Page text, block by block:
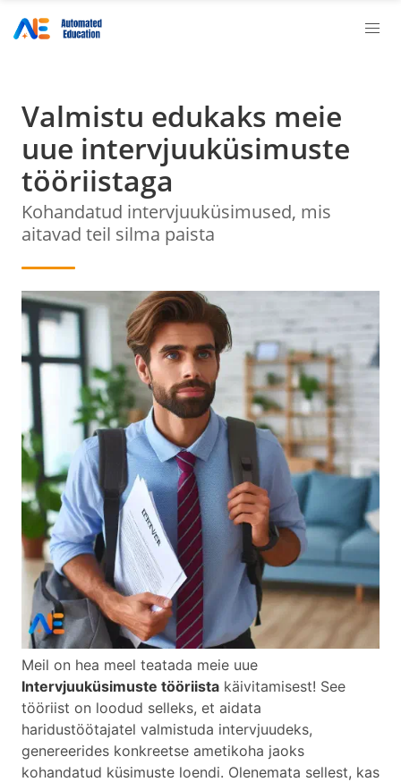
Valmistu edukaks meie
uue intervjuuküsimuste
tööriistaga
Kohandatud intervjuuküsimused, mis
aitavad teil silma paista
Meil on hea meel teatada meie uue
Intervjuuküsimuste tööriista käivitamisest! See
tööriist on loodud selleks, et aidata
haridustöötajatel valmistuda intervjuudeks,
genereerides konkreetse ametikoha jaoks
kohandatud küsimuste loendi. Olenemata sellest, kas